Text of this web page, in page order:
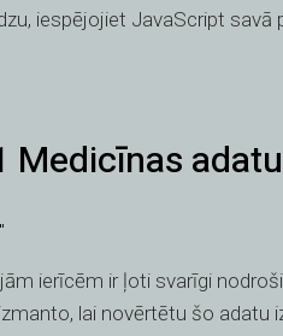
iespējojiet JavaScript savā
Medicīnas
ierīcēm ir ļoti svarīgi
lai novērtētu šo adatu